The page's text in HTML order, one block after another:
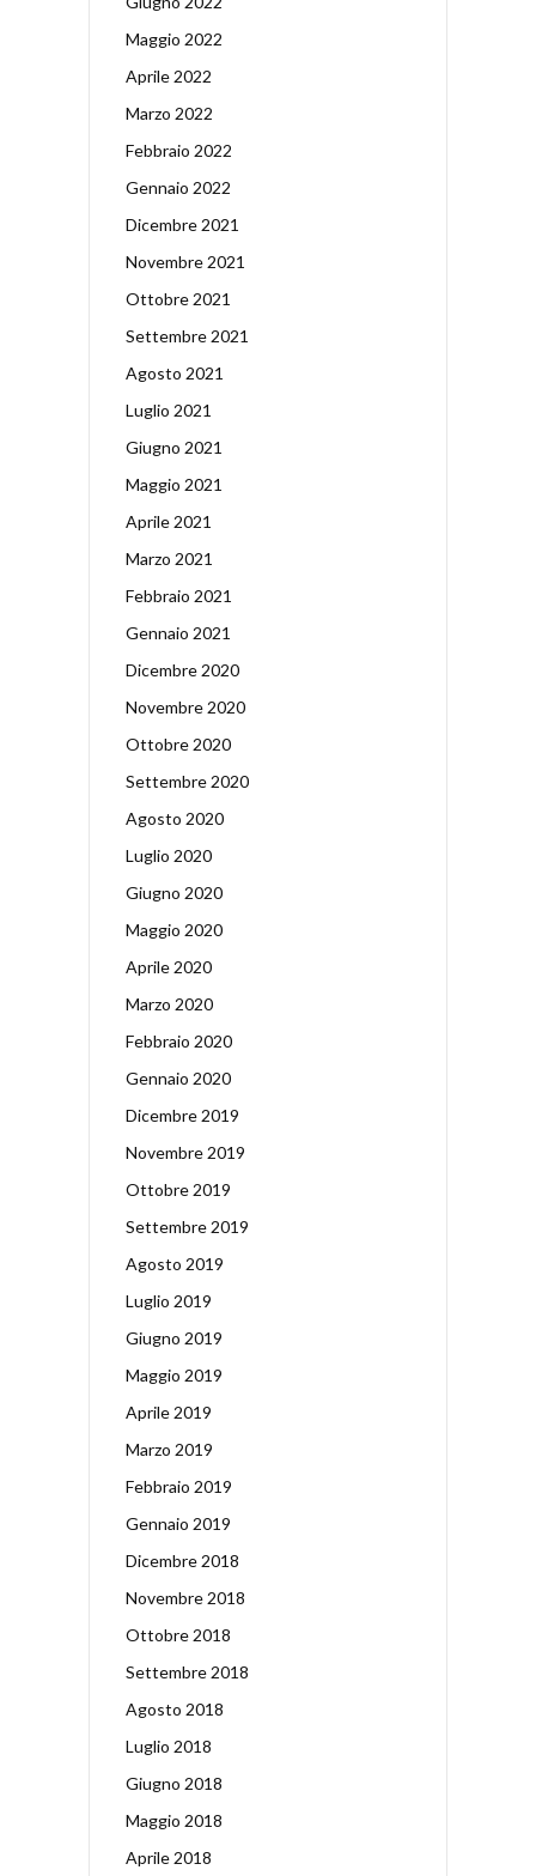
Maggio 2022
Aprile 2022
Marzo 2022
Febbraio 2022
Gennaio 2022
Dicembre 2021
Novembre 2021
Ottobre 2021
Settembre 2021
Agosto 2021
Luglio 2021
Giugno 2021
Maggio 2021
Aprile 2021
Marzo 2021
Febbraio 2021
Gennaio 2021
Dicembre 2020
Novembre 2020
Ottobre 2020
Settembre 2020
Agosto 2020
Luglio 2020
Giugno 2020
Maggio 2020
Aprile 2020
Marzo 2020
Febbraio 2020
Gennaio 2020
Dicembre 2019
Novembre 2019
Ottobre 2019
Settembre 2019
Agosto 2019
Luglio 2019
Giugno 2019
Maggio 2019
Aprile 2019
Marzo 2019
Febbraio 2019
Gennaio 2019
Dicembre 2018
Novembre 2018
Ottobre 2018
Settembre 2018
Agosto 2018
Luglio 2018
Giugno 2018
Maggio 2018
Aprile 2018